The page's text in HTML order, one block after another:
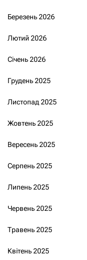
Березень 2026
Лютий 2026
Січень 2026
Грудень 2025
Листопад 2025
Жовтень 2025
Вересень 2025
Серпень 2025
Липень 2025
Червень 2025
Травень 2025
Квітень 2025